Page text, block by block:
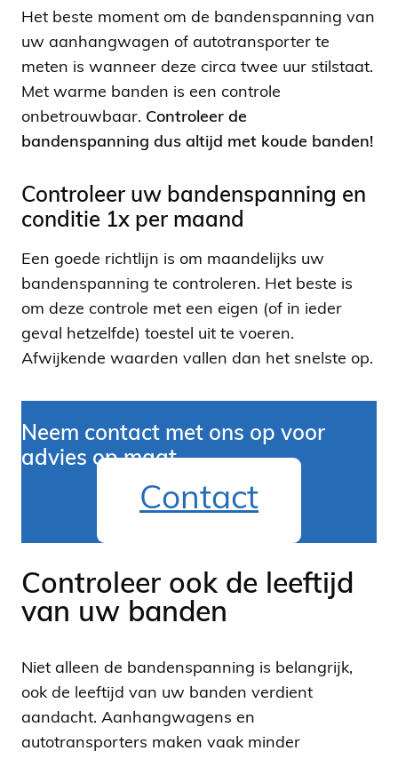
Het beste moment om de bandenspanning van
uw aanhangwagen of autotransporter te
meten is wanneer deze circa twee uur stilstaat.
Met warme banden is een controle
onbetrouwbaar. Controleer de
bandenspanning dus altijd met koude banden!
Controleer uw bandenspanning en
conditie 1x per maand
Een goede richtlijn is om maandelijks uw
bandenspanning te controleren. Het beste is
om deze controle met een eigen (of in ieder
geval hetzelfde) toestel uit te voeren.
Afwijkende waarden vallen dan het snelste op.
Neem contact met ons op voor
advies op maat
Contact
Controleer ook de leeftijd
van uw banden
Niet alleen de bandenspanning is belangrijk,
ook de leeftijd van uw banden verdient
aandacht. Aanhangwagens en
autotransporters maken vaak minder